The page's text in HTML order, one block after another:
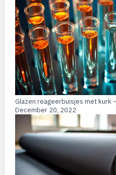
Glazen reageerbuisjes met kurk
December 20, 2022